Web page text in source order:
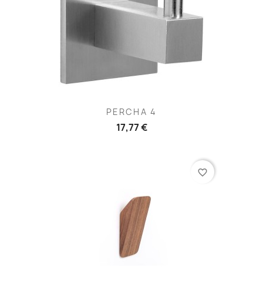
PERCHA 4
17,77 €
favorite_border